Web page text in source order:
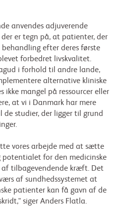
anvendes adjuverende
er tegn på, at patienter, der
efter deres første
forbedret livskvalitet.
i forhold til andre lande,
alternative kliniske
ikke mangel på ressourcer eller
at vi i Danmark har mere
de studier, der ligger til grund
vores arbejde med at sætte
potentialet for den medicinske
af tilbagevendende kræft. Det
af sundhedssystemet at
patienter kan få gavn af de
siger Anders Flatla.